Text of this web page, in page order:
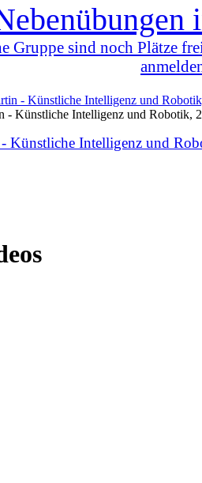
Gruppe sind noch Plätze
- Künstliche Intelligenz und Robotik,
Künstliche Intelligenz und